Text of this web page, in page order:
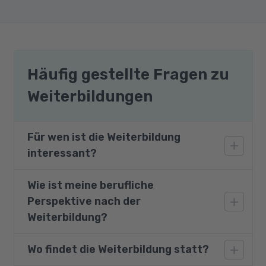
Häufig gestellte Fragen zu
Weiterbildungen
Für wen ist die Weiterbildung
interessant?
Die Weiterbildung richtet sich an Personen, die
im Unternehmen mit betrieblichem
Umweltschutz zu tun haben.
Wie ist meine berufliche
Perspektive nach der
Weiterbildung?
Experten für Umweltmanagement spielen eine
Wo findet die Weiterbildung statt?